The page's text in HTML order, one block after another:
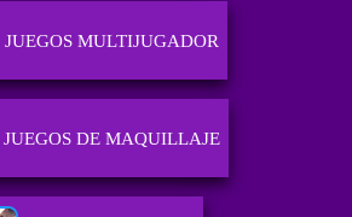
JUEGOS MULTIJUGADOR
JUEGOS DE MAQUILLAJE